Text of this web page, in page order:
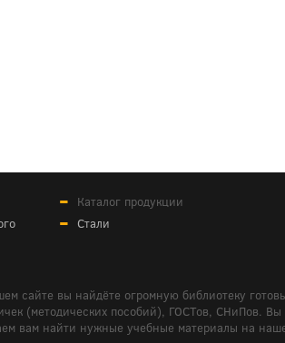
Каталог продукции
Стали
сайте вы найдёте огромную библиотеку
(методических пособий), ГОСТов, СНиПов.
вам найти нужные учебные материалы на